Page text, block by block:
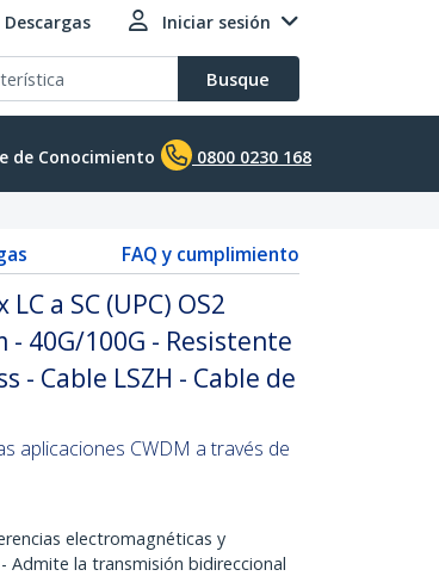
Iniciar sesión
Busque
de Conocimiento 0800 0230 168
FAQ y cumplimiento
a SC (UPC) OS2
40G/100G - Resistente
- Cable LSZH - Cable de
aplicaciones CWDM a través de
electromagnéticas y
Admite la transmisión bidireccional